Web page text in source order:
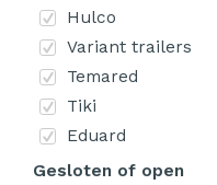
Hulco
Variant trailers
Temared
Tiki
Eduard
Gesloten of open